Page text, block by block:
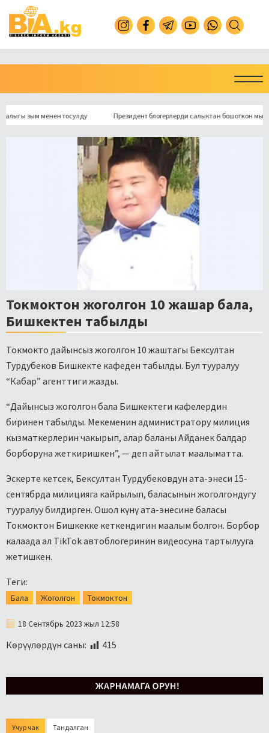
зым менен тосулду Президент блогерлерди салыктан бошоткон мыйзамга
Токмоктон жоголгон 10 жашар бала,
Бишкектен табылды
Токмокто дайынсыз жоголгон 10 жаштагы Бексултан
Турдубеков Бишкекте кафеден табылды. Бул тууралуу
“Кабар” агенттиги жазды.
“Дайынсыз жоголгон бала Бишкектеги кафелердин
биринен табылды. Мекеменин администратору милиция
кызматкерлерин чакырып, алар баланы Айданек балдар
борборуна жеткиришкен”, — деп айтылат маалыматта.
Эскерте кетсек, Бексултан Турдубековдун ата-энеси 15-
сентябрда милицияга кайрылып, баласынын жоголгондугу
тууралуу билдирген. Ошол күнү ата-энесине баласы
Токмоктон Бишкекке кеткендигин маалым болгон. Борбор
калаада ал TikTok автоблогеринин видеосуна тартылууга
жетишкен.
Теги:
Бала Жоголгон Токмоктон
18 Сентябрь 2023 жыл 12:58
Көрүүлөрдүн саны: 415
Учур чак Тандалган